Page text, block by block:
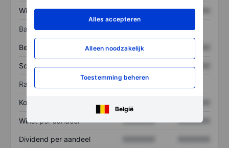
Alles accepteren
Alleen noodzakelijk
Toestemming beheren
België
Winst XXXXXXX XXXXXXX
Balans
Bezittingen XXXXXXX
Schulden XXXXXXX XXXXXXX
Ratio's
Koers/omzetratio
Winst per aandeel XXXXXXX XXXXXXX
Dividend per aandeel